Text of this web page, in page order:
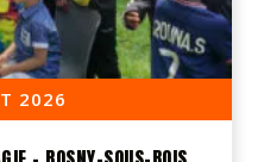
2026